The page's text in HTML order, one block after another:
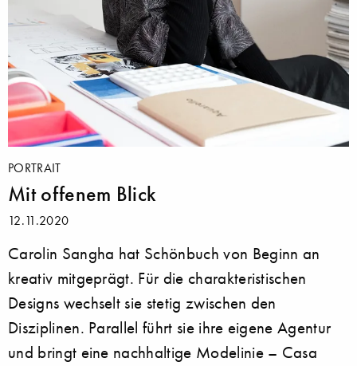
PORTRAIT
Mit offenem Blick
12.11.2020
Carolin Sangha hat Schönbuch von Beginn an
kreativ mitgeprägt. Für die charakteristischen
Designs wechselt sie stetig zwischen den
Disziplinen. Parallel führt sie ihre eigene Agentur
und bringt eine nachhaltige Modelinie – Casa